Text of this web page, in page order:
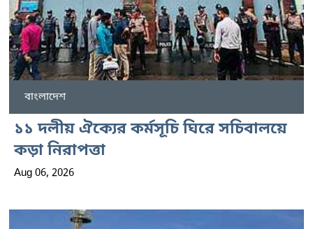
বাংলাদেশ
১১ দলীয় ঐক্যের কর্মসূচি ঘিরে সচিবালয়ে
কড়া নিরাপত্তা
Aug 06, 2026